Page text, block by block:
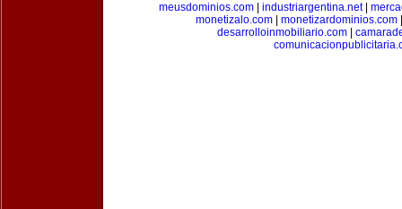
meusdominios.com| industriargentina.net|
monetizalo.com| monetizardominios.com
desarrolloinmobiliario.com